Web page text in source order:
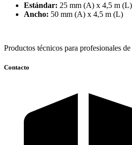
Estándar: 25 mm (A) x 4,5 m (L)
Ancho: 50 mm (A) x 4,5 m (L)
Productos técnicos para profesionales
Contacto